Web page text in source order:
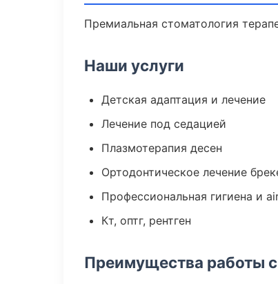
Премиальная стоматология
Наши услуги
Детская адаптация и лечение
Лечение под седацией
Плазмотерапия десен
Ортодонтическое лечение
Профессиональная гигиена и
Кт, оптг, рентген
Преимущества работы